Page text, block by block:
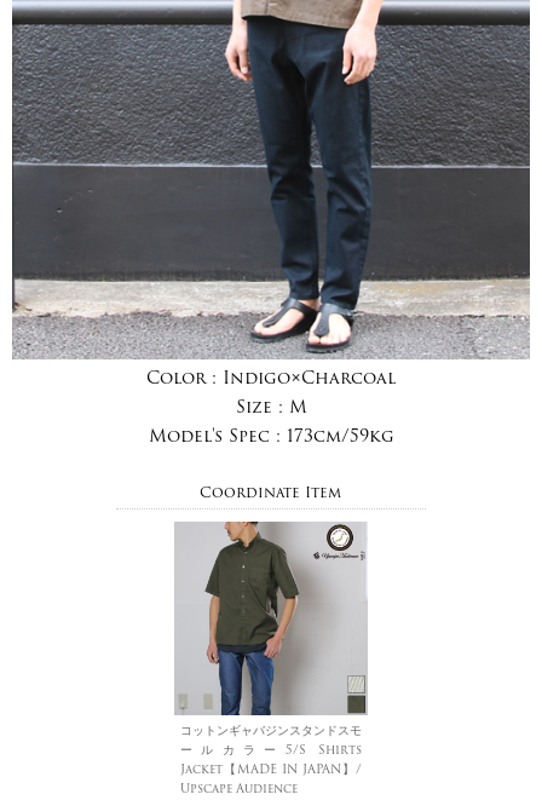
Color : Indigo×Charcoal
Size : M
Model's Spec : 173cm/59kg
Coordinate Item
コットンギャバジンスタンドスモ
ールカラー5/S Shirts
Jacket【MADE IN JAPAN】/
Upscape Audience